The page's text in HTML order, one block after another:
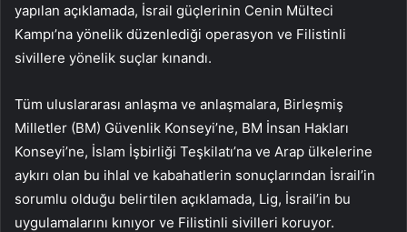
yapılan açıklamada, İsrail güçlerinin Cenin Mülteci
Kampı’na yönelik düzenlediği operasyon ve Filistinli
sivillere yönelik suçlar kınandı.
Tüm uluslararası anlaşma ve anlaşmalara, Birleşmiş
Milletler (BM) Güvenlik Konseyi’ne, BM İnsan Hakları
Konseyi’ne, İslam İşbirliği Teşkilatı’na ve Arap ülkelerine
aykırı olan bu ihlal ve kabahatlerin sonuçlarından İsrail’in
sorumlu olduğu belirtilen açıklamada, Lig, İsrail’in bu
uygulamalarını kınıyor ve Filistinli sivilleri koruyor.